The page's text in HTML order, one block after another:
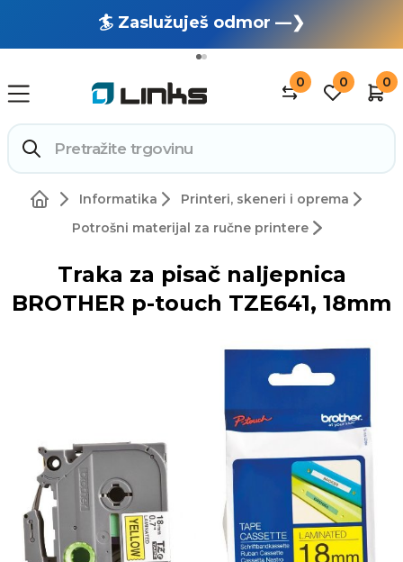
🏄 Zaslužuješ odmor —❯
🔥 OUTLET: TOTALNA RASPRODAJA —❯
0 0 0
Informatika
Printeri, skeneri i oprema
Potrošni materijal za ručne printere
Traka za pisač naljepnica
BROTHER p-touch TZE641, 18mm